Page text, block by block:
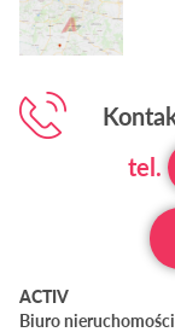
tel.
ACTIV
Biuro nieruchomości